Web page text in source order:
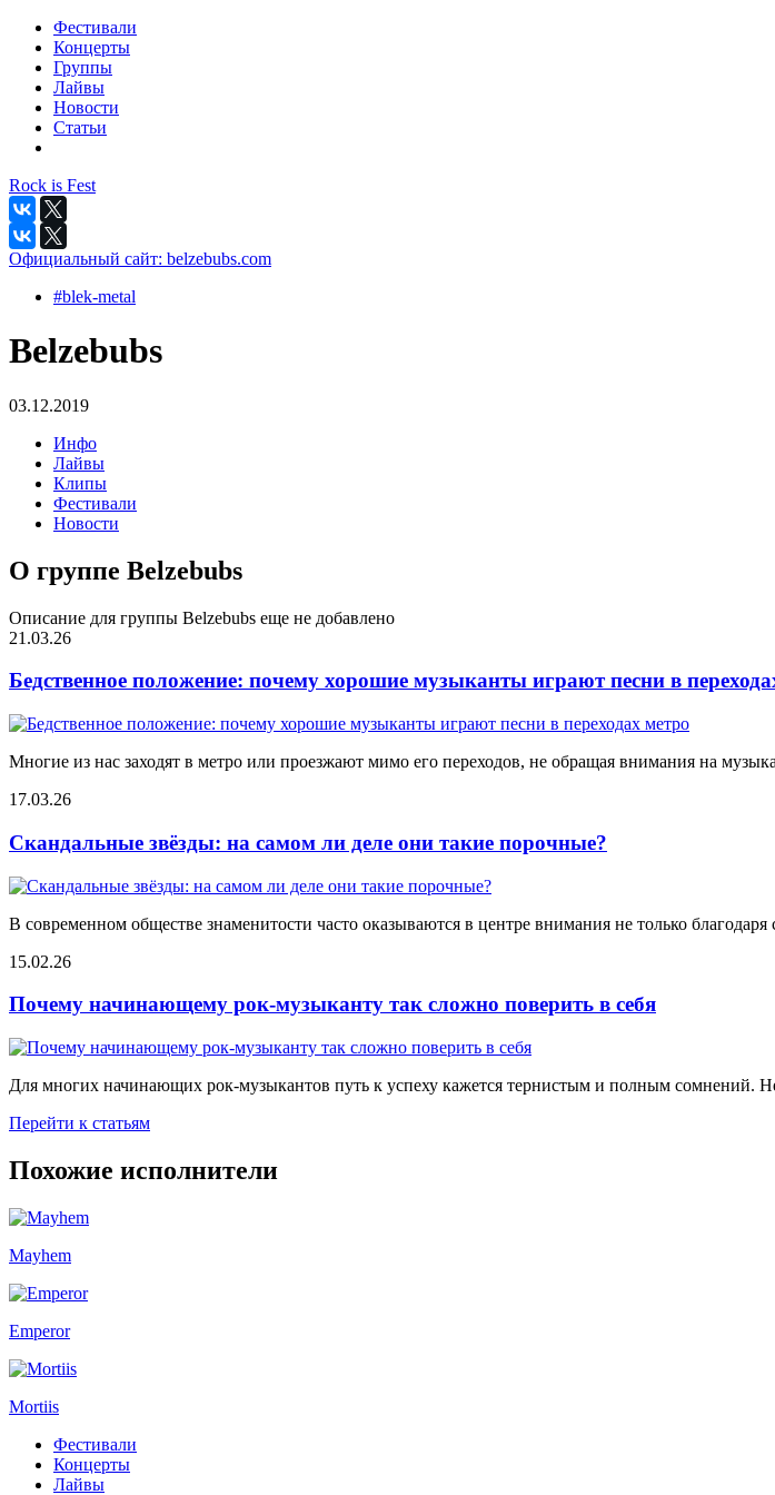
Фестивали
Концерты
Группы
Лайвы
Новости
Статьи
Rock is Fest
Официальный сайт: belzebubs.com
#blek-metal
Belzebubs
03.12.2019
Инфо
Лайвы
Клипы
Фестивали
Новости
О группе Belzebubs
Описание для группы Belzebubs еще не добавлено
21.03.26
Бедственное положение: почему хорошие музыканты играют песни в
Многие из нас заходят в метро или проезжают мимо его переходов, не обращая внимания на
17.03.26
Скандальные звёзды: на самом ли деле они такие порочные?
В современном обществе знаменитости часто оказываются в центре внимания не только благодаря
15.02.26
Почему начинающему рок-музыканту так сложно поверить в себя
Для многих начинающих рок-музыкантов путь к успеху кажется тернистым и полным сомнений.
Перейти к статьям
Похожие исполнители
Mayhem
Emperor
Mortiis
Фестивали
Концерты
Лайвы